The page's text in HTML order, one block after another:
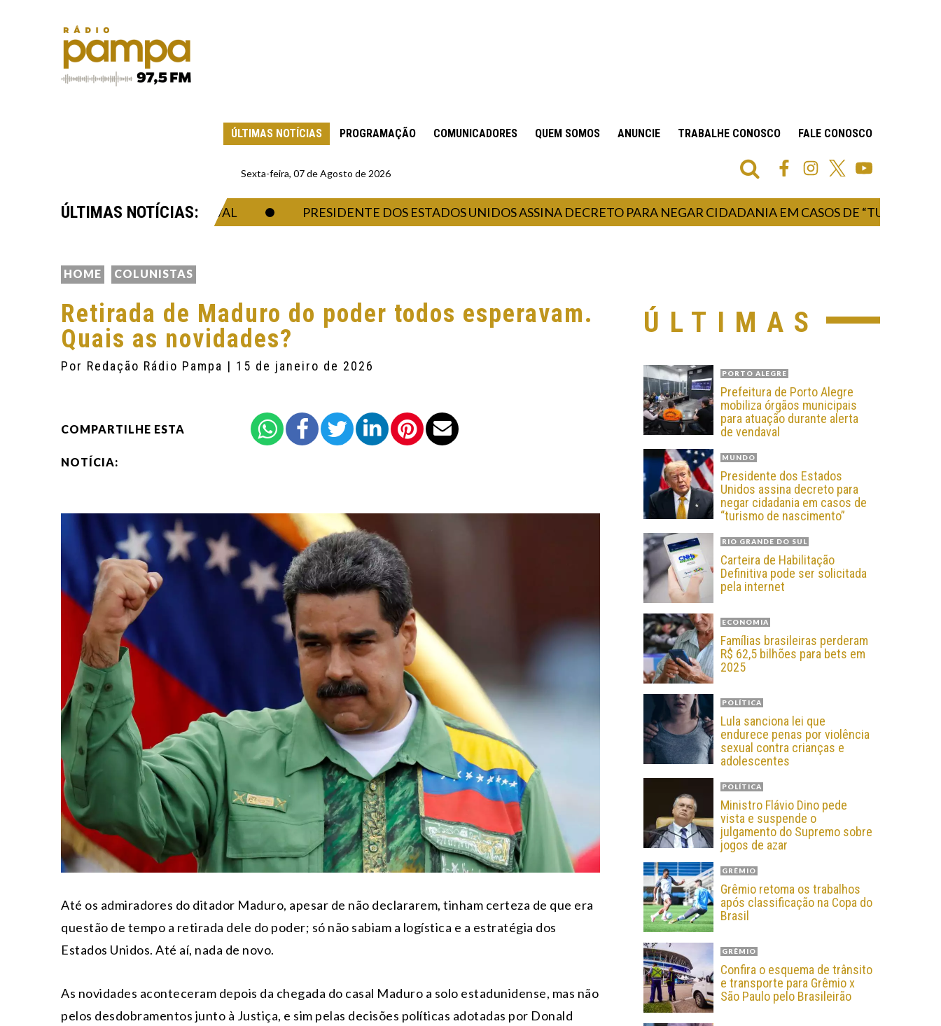
ÚLTIMAS NOTÍCIAS PROGRAMAÇÃO COMUNICADORES QUEM SOMOS ANUNCIE TRABALHE CONOSCO FALE CONOSCO
Sexta-feira, 07 de Agosto de 2026
ÚLTIMAS NOTÍCIAS:
ALERTA DE VENDAVAL PRESIDENTE DOS ESTADOS UNIDOS ASSINA DECRETO PARA NEGAR CIDADANIA EM CASOS DE “TURISMO DE
HOME COLUNISTAS
Retirada de Maduro do poder todos esperavam.
Quais as novidades?
Por Redação Rádio Pampa | 15 de janeiro de 2026
COMPARTILHE ESTA
NOTÍCIA:
Até os admiradores do ditador Maduro, apesar de não declararem, tinham certeza de que era
questão de tempo a retirada dele do poder; só não sabiam a logística e a estratégia dos
Estados Unidos. Até aí, nada de novo.
As novidades aconteceram depois da chegada do casal Maduro a solo estadunidense, mas não
pelos desdobramentos junto à Justiça, e sim pelas decisões políticas adotadas por Donald
ÚLTIMAS
PORTO ALEGRE
Prefeitura de Porto Alegre
mobiliza órgãos municipais
para atuação durante alerta
de vendaval
MUNDO
Presidente dos Estados
Unidos assina decreto para
negar cidadania em casos de
“turismo de nascimento”
RIO GRANDE DO SUL
Carteira de Habilitação
Definitiva pode ser solicitada
pela internet
ECONOMIA
Famílias brasileiras perderam
R$ 62,5 bilhões para bets em
2025
POLÍTICA
Lula sanciona lei que
endurece penas por violência
sexual contra crianças e
adolescentes
POLÍTICA
Ministro Flávio Dino pede
vista e suspende o
julgamento do Supremo sobre
jogos de azar
GRÊMIO
Grêmio retoma os trabalhos
após classificação na Copa do
Brasil
GRÊMIO
Confira o esquema de trânsito
e transporte para Grêmio x
São Paulo pelo Brasileirão